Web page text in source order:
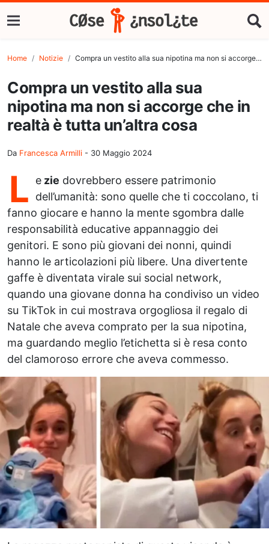
Home Notizie Compra un vestito alla sua nipotina ma non si accorge che in realtà è tutta un’altra cosa
Compra un vestito alla sua
nipotina ma non si accorge che in
realtà è tutta un’altra cosa
Da Francesca Armilli - 30 Maggio 2024
L e zie dovrebbero essere patrimonio
dell’umanità: sono quelle che ti coccolano, ti
fanno giocare e hanno la mente sgombra dalle
responsabilità educative appannaggio dei
genitori. E sono più giovani dei nonni, quindi
hanno le articolazioni più libere. Una divertente
gaffe è diventata virale sui social network,
quando una giovane donna ha condiviso un video
su TikTok in cui mostrava orgogliosa il regalo di
Natale che aveva comprato per la sua nipotina,
ma guardando meglio l’etichetta si è resa conto
del clamoroso errore che aveva commesso.